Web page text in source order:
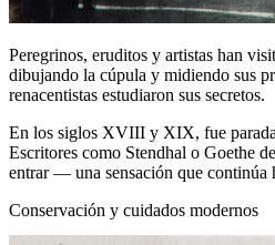
Peregrinos, eruditos y artistas han
dibujando la cúpula y midiendo sus
renacentistas estudiaron sus secretos.
En los siglos XVIII y XIX, fue
Escritores como Stendhal o Goethe
entrar — una sensación que continúa
Conservación y cuidados modernos